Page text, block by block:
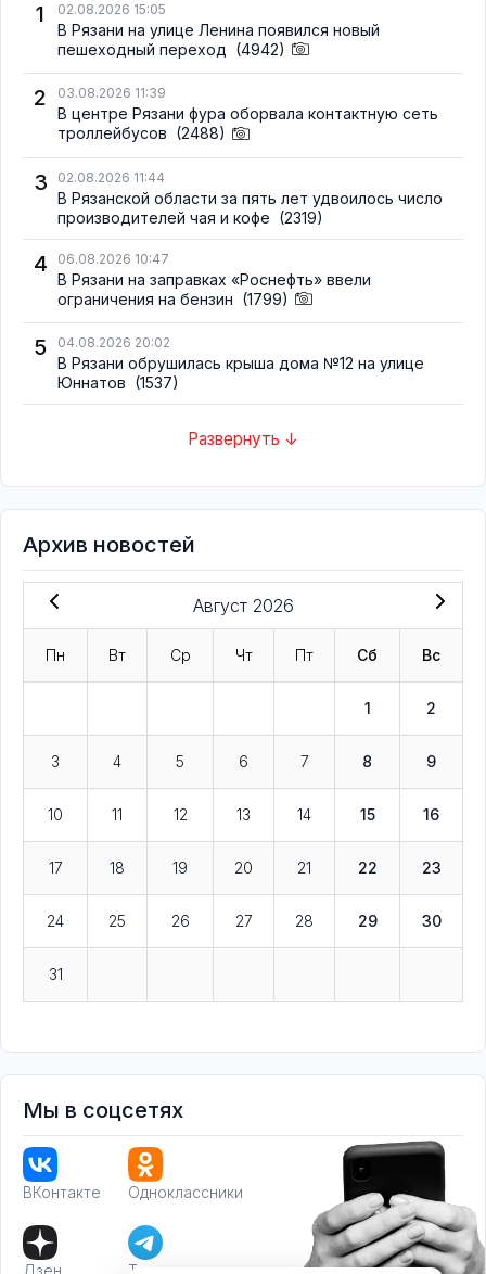
1
02.08.2026 15:05
В Рязани на улице Ленина появился новый
пешеходный переход (4942)
2 03.08.2026 11:39
В центре Рязани фура оборвала контактную сеть
троллейбусов (2488)
3 02.08.2026 11:44
В Рязанской области за пять лет удвоилось число
производителей чая и кофе (2319)
4 06.08.2026 10:47
В Рязани на заправках «Роснефть» ввели
ограничения на бензин (1799)
5 04.08.2026 20:02
В Рязани обрушилась крыша дома №12 на улице
Юннатов (1537)
Развернуть ↓
Архив новостей
Август 2026
Пн Вт Ср Чт Пт Сб Вс
1 2
3 4 5 6 7 8 9
10 11 12 13 14 15 16
17 18 19 20 21 22 23
24 25 26 27 28 29 30
31
Мы в соцсетях
ВКонтакте Одноклассники
Дзен Телеграм